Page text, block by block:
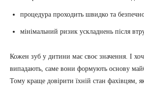
процедура проходить швидко та
мінімальний ризик ускладнень після
Кожен зуб у дитини має своє значення. І
випадають, саме вони формують основу
Тому краще довірити їхній стан фахівцям,